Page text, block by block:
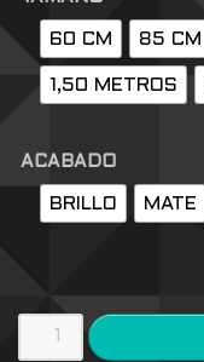
60 CM 85 CM
1,50 METROS
ACABADO
BRILLO MATE